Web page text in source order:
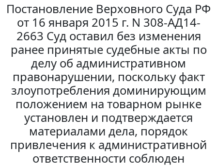
Постановление Верховного Суда РФ
от 16 января 2015 г. N 308-АД14-
2663 Суд оставил без изменения
ранее принятые судебные акты по
делу об административном
правонарушении, поскольку факт
злоупотребления доминирующим
положением на товарном рынке
установлен и подтверждается
материалами дела, порядок
привлечения к административной
ответственности соблюден